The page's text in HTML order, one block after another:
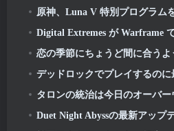
原神、Luna V 特別プログラム
Digital Extremes が Warframe で旧正月を祝うために
恋の季節にちょうど間に合うように、ヘ
デッドロックでプレイするのに最
タロンの統治は今日のオーバーウォッチシーズ
Duet Night Abyssの最新アップ